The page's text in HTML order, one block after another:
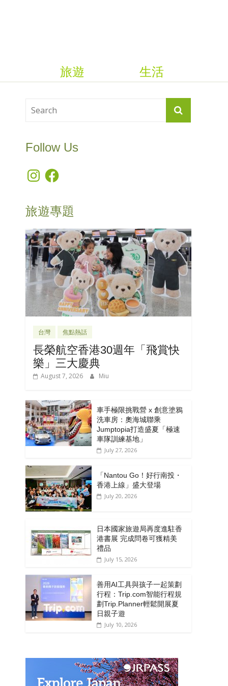
生活
旅遊
Follow Us
InstagramFacebook
旅遊專題
台灣 焦點熱話
長榮航空香港30週年「飛賞快
樂」三大慶典
August 7, 2026 Miu
車手極限挑戰營 x 創意塗鴉
洗車房：奧海城聯乘
Jumptopia打造盛夏「極速
車隊訓練基地」
July 27, 2026
「Nantou Go！好行南投・
香港上線」盛大登場
July 20, 2026
日本國家旅遊局再度進駐香
港書展 完成問卷可獲精美
禮品
July 15, 2026
善用AI工具與孩子一起策劃
行程：Trip.com智能行程規
劃Trip.Planner輕鬆開展夏
日親子遊
July 10, 2026